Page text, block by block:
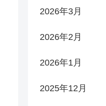
2026年3月
2026年2月
2026年1月
2025年12月